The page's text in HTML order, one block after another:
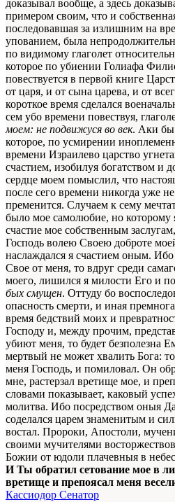
доказывал вообще, а здесь
примером своим, что и
последовавшая за излишним на
упованием, была
по видимому глаголет
которое по убиении Голиафа
повествуется в первой книге
от царя, и от сына царева, и от
короткое время сделался
сем убо времени повествуя,
моем: не подвижуся во век. Аки бы
которое, по усмирении
времени Израилево царство
счастием, изобилуя богатством и
сердце моем помыслил, что
после сего времени никогда уже
пременится. Случаем к сему
было мое самолюбие, но которому
счастие мое собственным
Господь волею Своею доброте
наслаждался я счастием оным.
Свое от меня, то вдруг среди
моего, лишился я милости Его и
бых смущен. Оттуду бо
опасность смерти, и иная
время бедствий моих и
Господу и, между прочим,
убиют меня, то будет безполезна
мертвый не может хвалить Бога:
меня Господь, и помиловал. Он
мне, растерзал вретище мое, и
словами показывает, каковый
молитва. Ибо посредством оныя
соделался царем знаменитым и
востал. Пророки, Апостоли,
своими мучителями
Божии от юдоли плачевныя в
И Ты обратил сетование мое в
вретище и препоясал меня
Кассиодор Сенатор